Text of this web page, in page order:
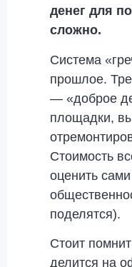
денег для
сложно.
Система
прошлое.
— «доброе
площадки,
Стоимость
оценить сами
поделятся).
Стоит
делится на